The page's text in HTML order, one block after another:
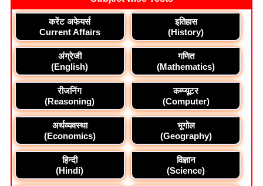
करेंट अफेयर्स
Current Affairs
इतिहास
(History)
अंग्रेजी
(English)
गणित
(Mathematics)
रीजनिंग
(Reasoning)
कम्प्यूटर
(Computer)
अर्थव्यवस्था
(Economics)
भूगोल
(Geography)
हिन्दी
(Hindi)
विज्ञान
(Science)